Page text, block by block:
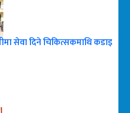
सेवा दिने चिकित्सकमाथि कडाइ